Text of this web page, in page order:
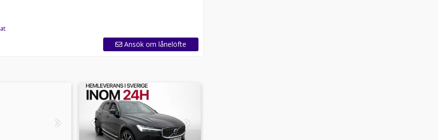
fram &
fram & bak,Farthållare,Elektrisk
och
Ansök om lånelöfte